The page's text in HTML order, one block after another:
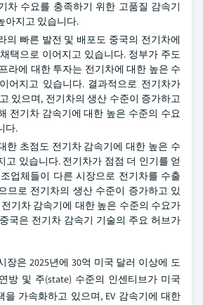
차 수요를 충족하기 위한 고품질 감속기
아지고 있습니다.
의 빠른 발전 및 배포도 중국의 전기차에
택으로 이어지고 있습니다. 정부가 주도
라에 대한 투자는 전기차에 대한 높은 수
어지고 있습니다. 결과적으로 전기차가
있으며, 전기차의 생산 수준이 증가하고
전기차 감속기에 대한 높은 수준의 수요
다.
한 초점도 전기차 감속기에 대한 높은 수
고 있습니다. 전기차가 점점 더 인기를 얻
업체들이 다른 시장으로 전기차를 수출
므로 전기차의 생산 수준이 증가하고 있
기차 감속기에 대한 높은 수준의 수요가
국은 전기차 감속기 기술의 주요 허브가
장은 2025년에 30억 미국 달러 이상에 도
방 및 주(state) 수준의 인센티브가 미국
을 가속화하고 있으며, EV 감속기에 대한